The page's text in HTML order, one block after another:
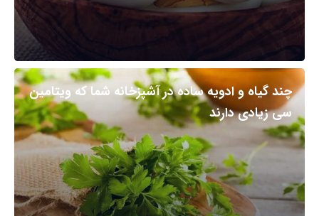
چند گیاه و ادویه ساده در آشپزخانه شما که ویتامین
سی زیادی دارند